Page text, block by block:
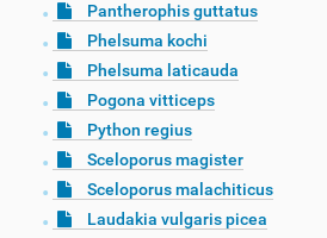
Pantherophis guttatus
Phelsuma kochi
Phelsuma laticauda
Pogona vitticeps
Python regius
Sceloporus magister
Sceloporus malachiticus
Laudakia vulgaris picea